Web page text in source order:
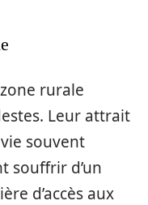
rurale
Leur attrait
souvent
souffrir d’un
d’accès aux